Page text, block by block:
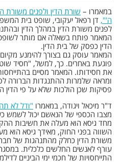
במאמרו – שורת הדין ולפנים משורת
ה'", דן רפאל יעקובי, שופט בית
לפנים משורת הדין במהלך הדין
המאמר פותח בשאלה אם מותר
הדין כפסק של בית הדין.
המאמר עוסק גם בצורך להימנע
פוגעת באחרים. כך, למשל, "חסיד
את חסידותו. המאמר מסיים
ומראה שלמרות ההתנגדות הברורה
פסיקות שכן הולכות שלא על פי הדין
ד"ר מיכאל ויגודה, במאמרו "ודל לא
מצבו הכספי של הנאשם יכול לשמש
מחד גיסא הוא מעלה את חשיבות
השווה בפני החוק, מאידך גיסא הוא
משורת הדין כחלק מהתנהגות של
עורף לאנשים החלשים כלכלית.
התייחסויות של חכמי ימי הביניים